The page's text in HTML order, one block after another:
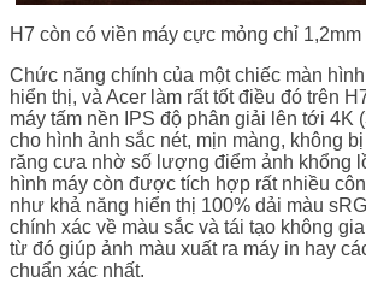
H7 còn có viền máy cực mỏng chỉ
Chức năng chính của một chiếc màn
hiển thị, và Acer làm rất tốt điều đó trên
máy tấm nền IPS độ phân giải lên tới 4K
cho hình ảnh sắc nét, mịn màng, không
răng cưa nhờ số lượng điểm ảnh khổng
hình máy còn được tích hợp rất nhiều
như khả năng hiển thị 100% dải màu
chính xác về màu sắc và tái tạo không
từ đó giúp ảnh màu xuất ra máy in hay
chuẩn xác nhất.